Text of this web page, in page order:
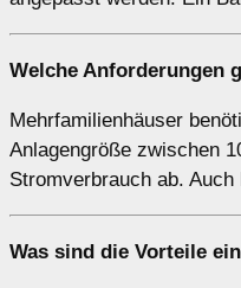
Welche Anforderungen
Mehrfamilienhäuser
Anlagengröße zwischen
Stromverbrauch ab.
Was sind die Vorteile